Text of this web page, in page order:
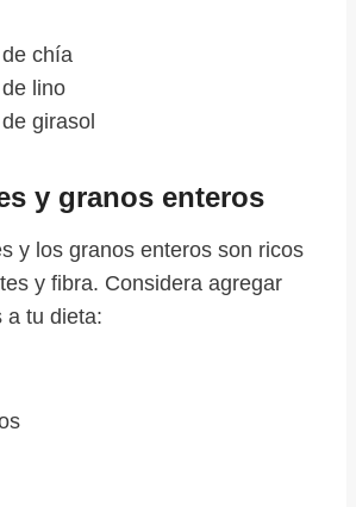
chía
lino
girasol
y granos enteros
y los granos enteros son ricos
y fibra. Considera agregar
a tu dieta: